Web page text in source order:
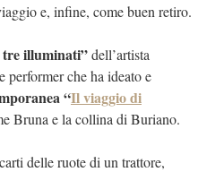
e, infine, come buen retiro.
illuminati”dell’artista
performer che ha ideato e
“Il viaggio di
Bruna e la collina di Buriano.
delle ruote di un trattore,